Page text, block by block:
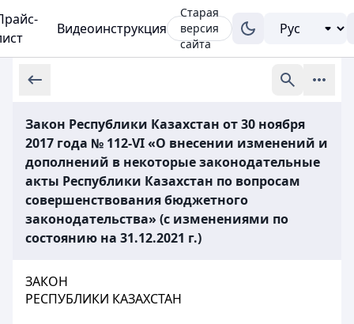
Видеоинструкция
Старая
версия
сайта
Закон Республики Казахстан от 30 ноября
2017 года № 112-VI «О внесении изменений и
дополнений в некоторые законодательные
акты Республики Казахстан по вопросам
совершенствования бюджетного
законодательства» (с изменениями по
состоянию на 31.12.2021 г.)
ЗАКОН
РЕСПУБЛИКИ КАЗАХСТАН